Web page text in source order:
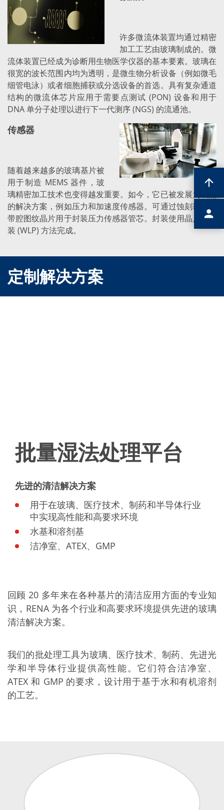
许多微流体装置均通过精密
加工工艺由玻璃制成的。微
流体装置已经成为诊断用生物医学仪器的基本要素。玻璃在
很宽的波长范围内均为透明，是微生物分析设备（例如微毛
细管电泳）或者细胞捕获或分选设备的首选。具有复杂通道
结构的微流体芯片应用于需要点测试 (PON) 设备和用于
DNA 单分子处理以进行下一代测序 (NGS) 的流通池。
传感器
随着越来越多的玻璃基片被
用于制造 MEMS 器件，玻
璃精密加工技术也变得越发重要。如今，它已被发展为成熟
的解决方案，例如压力和加速度传感器。可通过蚀刻获取的
带腔图纹晶片用于封装压力传感器管芯。封装使用晶片级封
装 (WLP) 方法完成。
定制解决方案
批量湿法处理平台
先进的清洁解决方案
用于在玻璃、医疗技术、制药和半导体行业
中实现高性能和高要求环境
水基和溶剂基
洁净室、ATEX、GMP
回顾 20 多年来在各种基片的清洁应用方面的专业知
识，RENA 为各个行业和高要求环境提供先进的玻璃
清洁解决方案。
我们的批处理工具为玻璃、医疗技术、制药、先进光
学和半导体行业提供高性能。它们符合洁净室、
ATEX 和 GMP 的要求，设计用于基于水和有机溶剂
的工艺。